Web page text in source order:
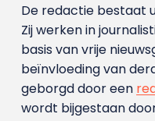
De redactie bestaat
Zij werken in
basis van vrije
beïnvloeding van
geborgd door een
wordt bijgestaan